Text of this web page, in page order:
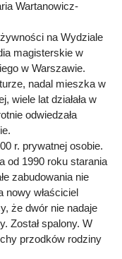
Wartanowicz-
na Wydziale
magisterskie w
w Warszawie.
nadal mieszka w
wiele lat działała w
odwiedzała
r. prywatnej osobie.
od 1990 roku starania
zabudowania nie
nowy właściciel
że dwór nie nadaje
Został spalony. W
przodków rodziny